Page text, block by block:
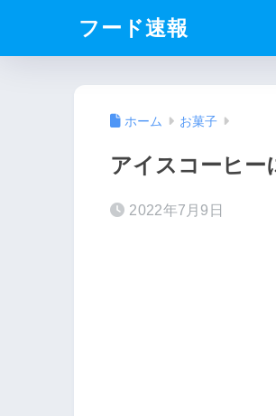
フード速報
ホーム お菓子
アイスコーヒー
2022年7月9日